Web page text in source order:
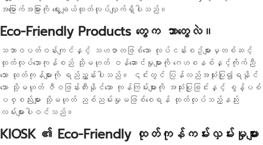
အမြောက်အမြားကို ရွေးချယ်ထုတ်လုပ်လှျက်ရှိပါသည်။
Eco-Friendly Products တွေက ဘာတွေလဲ။
သဘာဝပတ်ဝန်းကျင်နှင့် သဟဇာတဖြစ်သော လုပ်ငန်းစဥ်များမှတစ်ဆင့်
ထုတ်လုပ်သောကုန်စည် သို့မဟုတ် ဝန်ဆောင်မှုများကို ဂေဟစနစ်နှင့်ကိုက်ညီ
သော ထုတ်ကုန်များကို ရည်ညွှန်းပါသည်။ ၎င်းတွင် ပြန်လည်အသုံးပြု၍ရနိုင်
သော သို့မဟုတ် ဇီဝဖြန်းတီးနိုင်သော ကုန်ကြမ်းများကို အသုံးပြုခြင်းနှင့် စွန့်ပစ်
ပစ္စည်းများ သို့မဟုတ် ညစ်ညမ်းမှုမဖြစ်စေရန် ထုတ်လုပ်သည့်နည်း
လမ်းများပါဝင်သည်။
KIOSK ၏ Eco-Friendly ထုတ်ကုန်ကမ်းလှမ်းမှုများ